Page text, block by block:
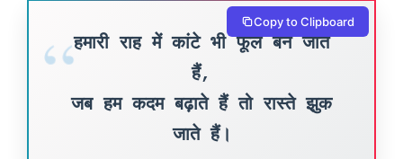
हमारी राह में कांटे भी फूल बन जाते
हैं,
जब हम कदम बढ़ाते हैं तो रास्ते झुक
जाते हैं।
Copy to Clipboard